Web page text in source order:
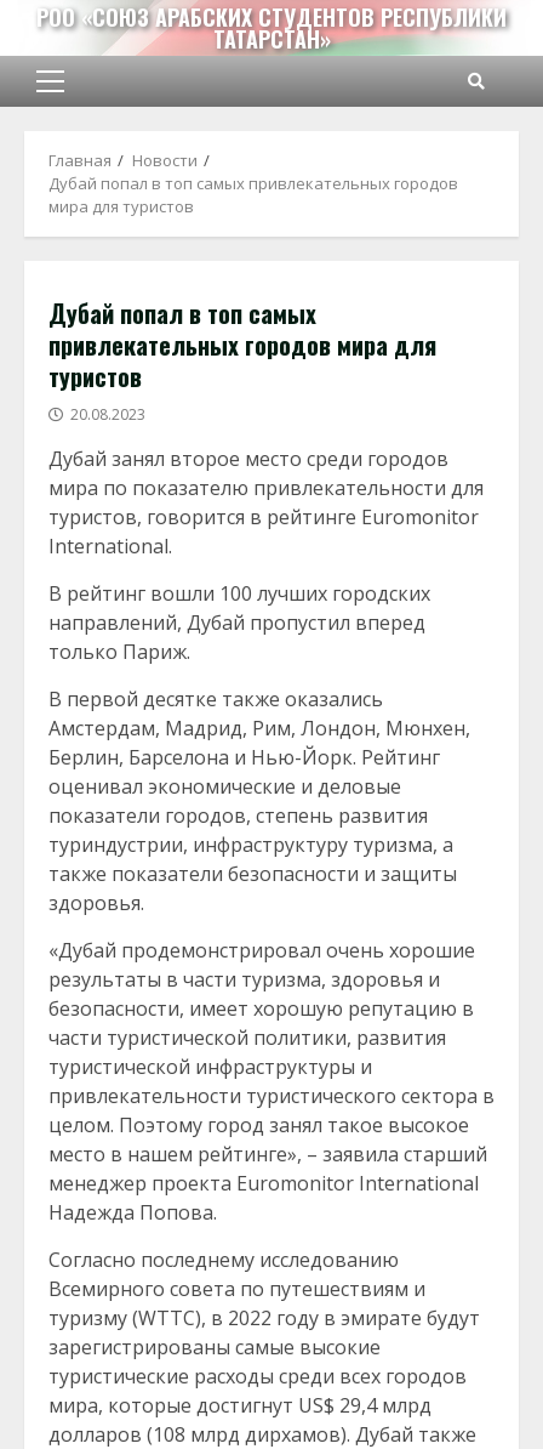
Перейти
содержимому
РОО «СОЮЗ АРАБСКИХ СТУДЕНТОВ РЕСПУБЛИКИ
ТАТАРСТАН»
Основное
Главная
Новости
Дубай попал в топ самых привлекательных городов
мира для туристов
Дубай попал в топ самых
привлекательных городов мира для
туристов
20.08.2023
Дубай занял второе место среди городов
мира по показателю привлекательности для
туристов, говорится в рейтинге Euromonitor
International.
В рейтинг вошли 100 лучших городских
направлений, Дубай пропустил вперед
только Париж.
В первой десятке также оказались
Амстердам, Мадрид, Рим, Лондон, Мюнхен,
Берлин, Барселона и Нью-Йорк. Рейтинг
оценивал экономические и деловые
показатели городов, степень развития
туриндустрии, инфраструктуру туризма, а
также показатели безопасности и защиты
здоровья.
«Дубай продемонстрировал очень хорошие
результаты в части туризма, здоровья и
безопасности, имеет хорошую репутацию в
части туристической политики, развития
туристической инфраструктуры и
привлекательности туристического сектора в
целом. Поэтому город занял такое высокое
место в нашем рейтинге», – заявила старший
менеджер проекта Euromonitor International
Надежда Попова.
Согласно последнему исследованию
Всемирного совета по путешествиям и
туризму (WTTC), в 2022 году в эмирате будут
зарегистрированы самые высокие
туристические расходы среди всех городов
мира, которые достигнут US$ 29,4 млрд
долларов (108 млрд дирхамов). Дубай также